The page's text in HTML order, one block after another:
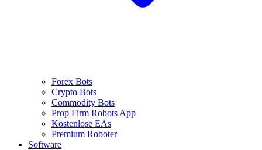
Forex Bots
Crypto Bots
Commodity Bots
Prop Firm Robots App
Kostenlose EAs
Premium Roboter
Software